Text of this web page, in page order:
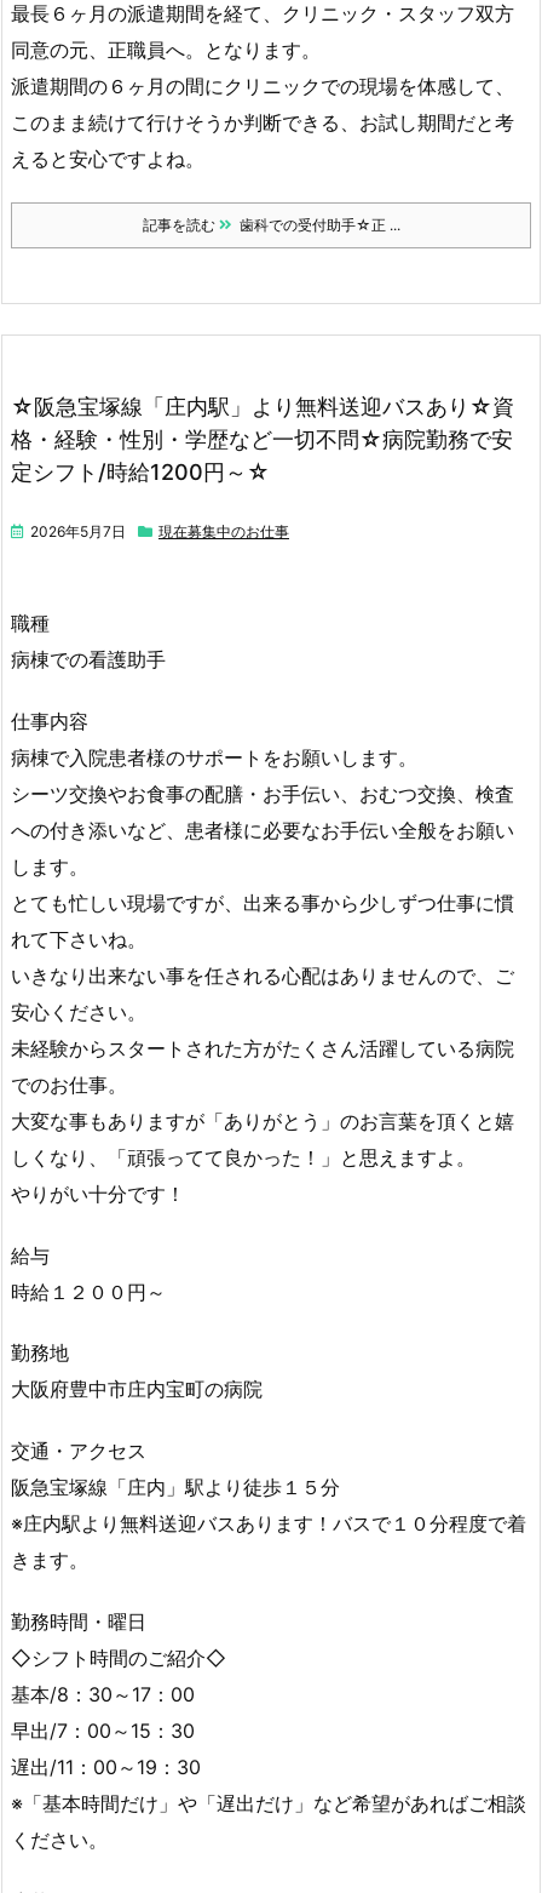
最長６ヶ月の派遣期間を経て、クリニック・スタッフ双方
同意の元、正職員へ。となります。
派遣期間の６ヶ月の間にクリニックでの現場を体感して、
このまま続けて行けそうか判断できる、お試し期間だと考
えると安心ですよね。
記事を読む 歯科での受付助手☆正 ...
☆阪急宝塚線「庄内駅」より無料送迎バスあり☆資
格・経験・性別・学歴など一切不問☆病院勤務で安
定シフト/時給1200円～☆
2026年5月7日 現在募集中のお仕事
職種
病棟での看護助手
仕事内容
病棟で入院患者様のサポートをお願いします。
シーツ交換やお食事の配膳・お手伝い、おむつ交換、検査
への付き添いなど、患者様に必要なお手伝い全般をお願い
します。
とても忙しい現場ですが、出来る事から少しずつ仕事に慣
れて下さいね。
いきなり出来ない事を任される心配はありませんので、ご
安心ください。
未経験からスタートされた方がたくさん活躍している病院
でのお仕事。
大変な事もありますが「ありがとう」のお言葉を頂くと嬉
しくなり、「頑張ってて良かった！」と思えますよ。
やりがい十分です！
給与
時給１２００円～
勤務地
大阪府豊中市庄内宝町の病院
交通・アクセス
阪急宝塚線「庄内」駅より徒歩１５分
※庄内駅より無料送迎バスあります！バスで１０分程度で着
きます。
勤務時間・曜日
◇シフト時間のご紹介◇
基本/8：30～17：00
早出/7：00～15：30
遅出/11：00～19：30
※「基本時間だけ」や「遅出だけ」など希望があればご相談
ください。